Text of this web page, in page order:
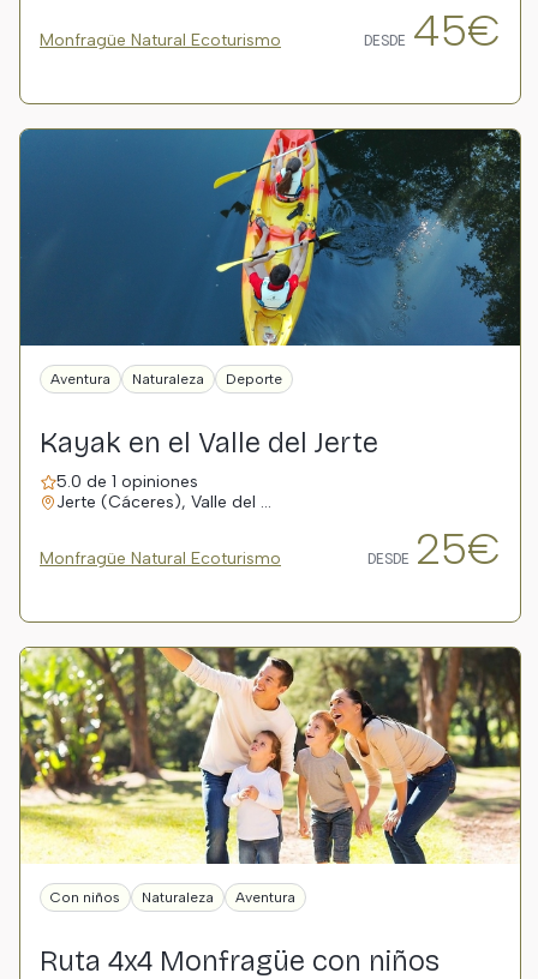
Monfragüe Natural Ecoturismo DESDE 45€
Aventura Naturaleza Deporte
Kayak en el Valle del Jerte
5.0 de 1 opiniones
Jerte (Cáceres), Valle del …
Monfragüe Natural Ecoturismo DESDE 25€
Con niños Naturaleza Aventura
Ruta 4x4 Monfragüe con niños